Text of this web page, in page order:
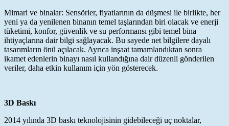
Mimari ve binalar: Sensörler, fiyatlarının da düşmesi ile birlikte, her
yeni ya da yenilenen binanın temel taşlarından biri olacak ve enerji
tüketimi, konfor, güvenlik ve su performansı gibi temel bina
ihtiyaçlarına dair bilgi sağlayacak. Bu sayede net bilgilere dayalı
tasarımların önü açılacak. Ayrıca inşaat tamamlandıktan sonra
ikamet edenlerin binayı nasıl kullandığına dair düzenli gönderilen
veriler, daha etkin kullanım için yön gösterecek.
3D Baskı
2014 yılında 3D baskı teknolojisinin gidebileceği uç noktalar,